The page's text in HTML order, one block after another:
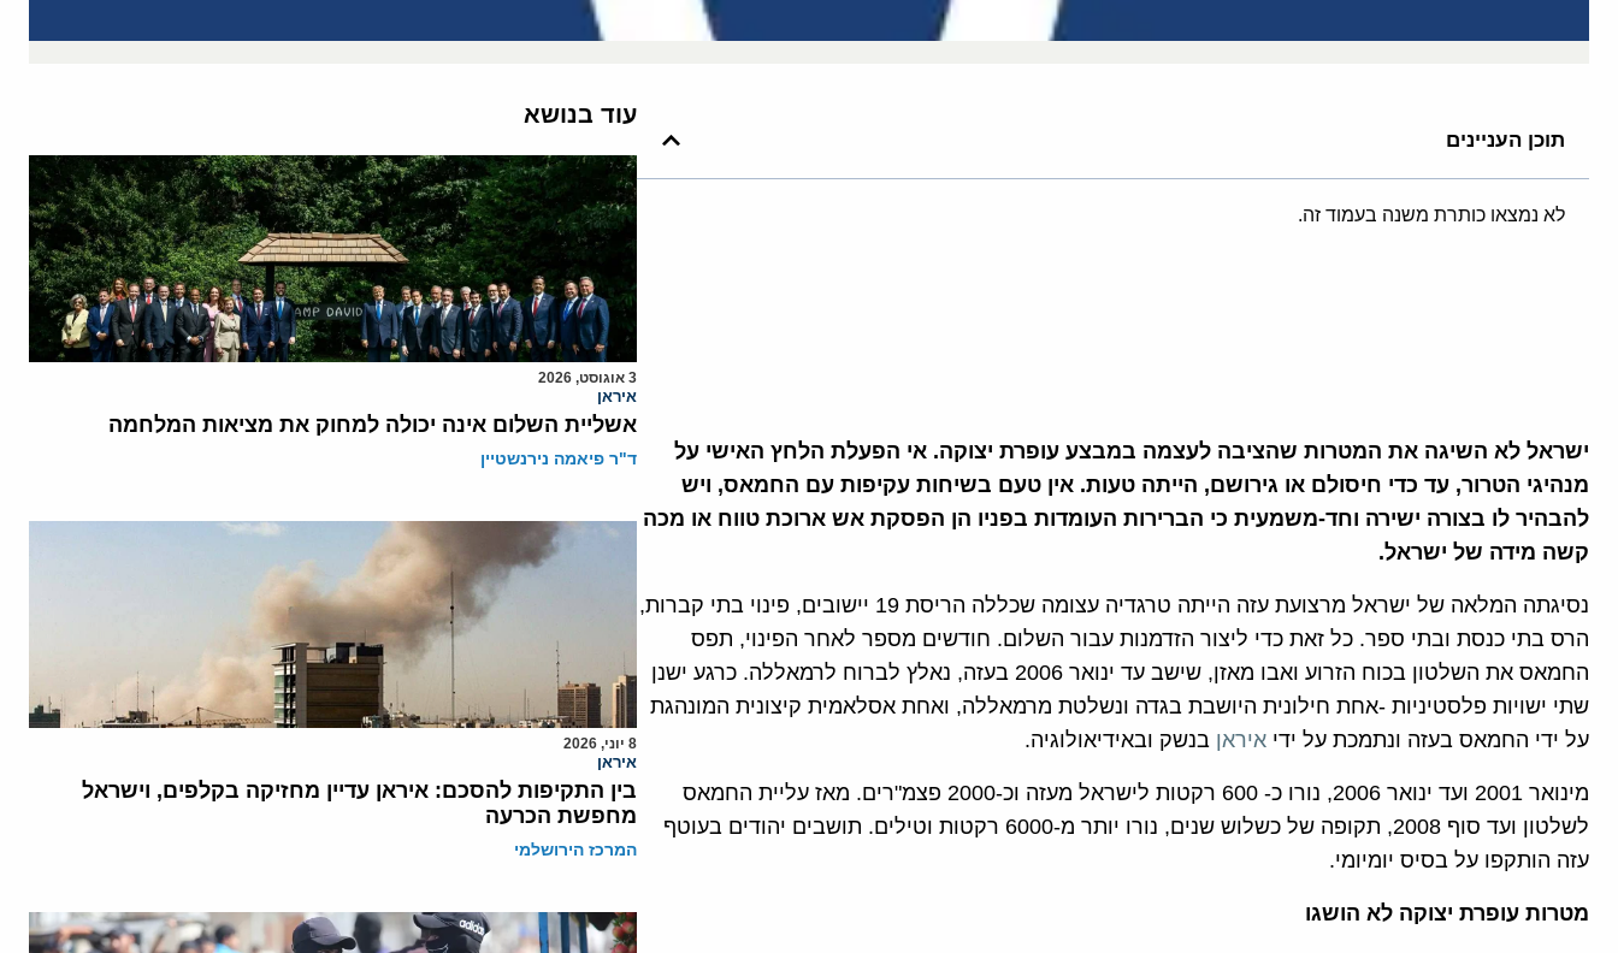
תוכן העניינים
לא נמצאו כותרת משנה בעמוד זה.
ישראל לא השיגה את המטרות שהציבה לעצמה במבצע עופרת יצוקה. אי הפעלת הלחץ האישי על
מנהיגי הטרור, עד כדי חיסולם או גירושם, הייתה טעות. אין טעם בשיחות עקיפות עם החמאס, ויש
להבהיר לו בצורה ישירה וחד-משמעית כי הברירות העומדות בפניו הן הפסקת אש ארוכת טווח או מכה
קשה מידה של ישראל.
נסיגתה המלאה של ישראל מרצועת עזה הייתה טרגדיה עצומה שכללה הריסת 19 יישובים, פינוי בתי קברות,
הרס בתי כנסת ובתי ספר. כל זאת כדי ליצור הזדמנות עבור השלום. חודשים מספר לאחר הפינוי, תפס
החמאס את השלטון בכוח הזרוע ואבו מאזן, שישב עד ינואר 2006 בעזה, נאלץ לברוח לרמאללה. כרגע ישנן
שתי ישויות פלסטיניות -אחת חילונית היושבת בגדה ונשלטת מרמאללה, ואחת אסלאמית קיצונית המונהגת
על ידי החמאס בעזה ונתמכת על ידי איראן בנשק ובאידיאולוגיה.
מינואר 2001 ועד ינואר 2006, נורו כ- 600 רקטות לישראל מעזה וכ-2000 פצמ"רים. מאז עליית החמאס
לשלטון ועד סוף 2008, תקופה של כשלוש שנים, נורו יותר מ-6000 רקטות וטילים. תושבים יהודים בעוטף
עזה הותקפו על בסיס יומיומי.
מטרות עופרת יצוקה לא הושגו
עוד בנושא
3 אוגוסט, 2026
איראן
אשליית השלום אינה יכולה למחוק את מציאות המלחמה
ד"ר פיאמה נירנשטיין
8 יוני, 2026
איראן
בין התקיפות להסכם: איראן עדיין מחזיקה בקלפים, וישראל
מחפשת הכרעה
המרכז הירושלמי